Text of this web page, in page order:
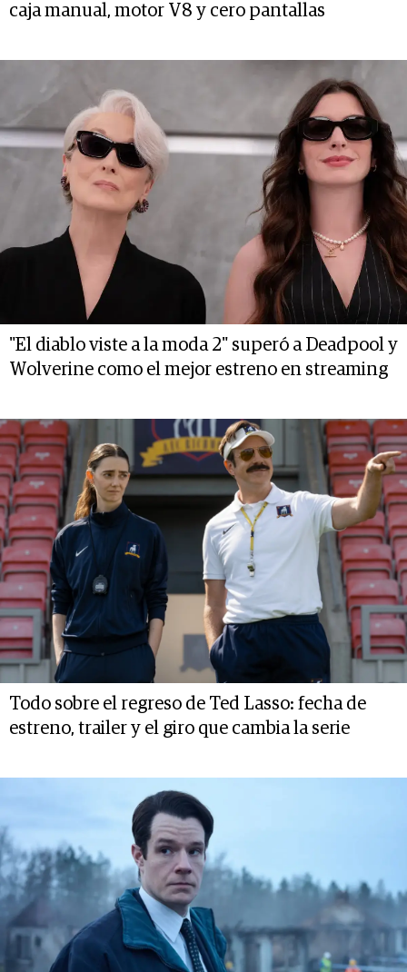
caja manual, motor V8 y cero pantallas
"El diablo viste a la moda 2" superó a Deadpool y
Wolverine como el mejor estreno en streaming
Todo sobre el regreso de Ted Lasso: fecha de
estreno, trailer y el giro que cambia la serie